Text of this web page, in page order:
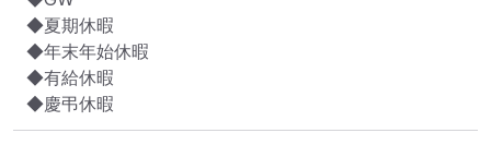
◆夏期休暇
◆年末年始休暇
◆有給休暇
◆慶弔休暇